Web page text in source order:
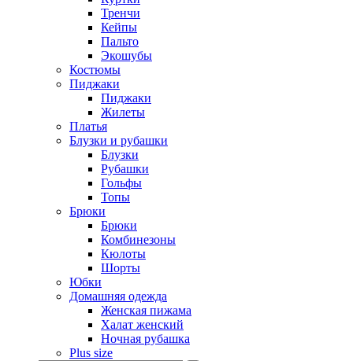
Тренчи
Кейпы
Пальто
Экошубы
Костюмы
Пиджаки
Пиджаки
Жилеты
Платья
Блузки и рубашки
Блузки
Рубашки
Гольфы
Топы
Брюки
Брюки
Комбинезоны
Кюлоты
Шорты
Юбки
Домашняя одежда
Женская пижама
Халат женский
Ночная рубашка
Plus size